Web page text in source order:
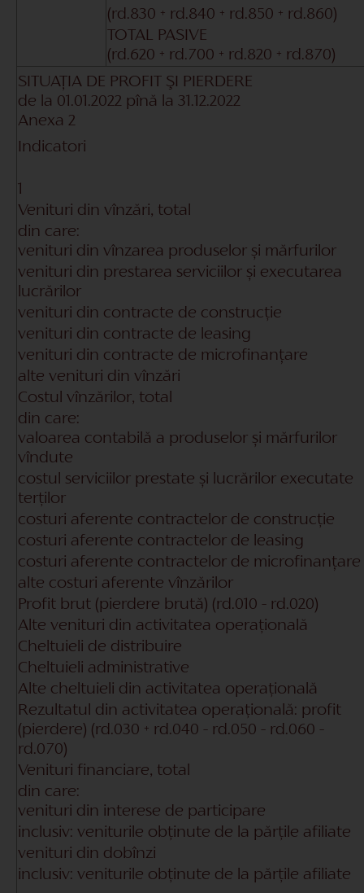
(rd.830 + rd.840 + rd.850 + rd.860)
TOTAL PASIVE
(rd.620 + rd.700 + rd.820 + rd.870)
SITUAŢIA DE PROFIT ŞI PIERDERE
de la 01.01.2022 pînă la 31.12.2022
Anexa 2
Indicatori
Venituri din vînzări, total
din care:
venituri din vînzarea produselor și mărfurilor
venituri din prestarea serviciilor și executarea
lucrărilor
venituri din contracte de construcție
venituri din contracte de leasing
venituri din contracte de microfinanţare
alte venituri din vînzări
Costul vînzărilor, total
din care:
valoarea contabilă a produselor și mărfurilor
vîndute
costul serviciilor prestate și lucrărilor executate
terților
costuri aferente contractelor de construcție
costuri aferente contractelor de leasing
costuri aferente contractelor de microfinanţare
alte costuri aferente vînzărilor
Profit brut (pierdere brută) (rd.010 - rd.020)
Alte venituri din activitatea operațională
Cheltuieli de distribuire
Cheltuieli administrative
Alte cheltuieli din activitatea operațională
Rezultatul din activitatea operațională: profit
(pierdere) (rd.030 + rd.040 - rd.050 - rd.060 -
rd.070)
Venituri financiare, total
din care:
venituri din interese de participare
inclusiv: veniturile obținute de la părțile afiliate
venituri din dobînzi
inclusiv: veniturile obținute de la părțile afiliate